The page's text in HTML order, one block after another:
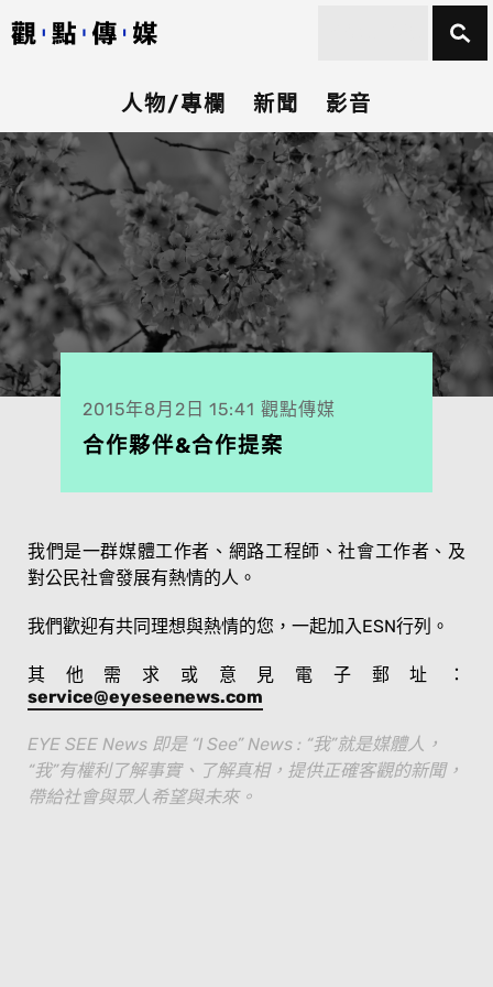
人物/專欄 新聞 影音
2015年8月2日 15:41 觀點傳媒
合作夥伴&合作提案
我們是一群媒體工作者、網路工程師、社會工作者、及
對公民社會發展有熱情的人。
我們歡迎有共同理想與熱情的您，一起加入ESN行列。
其他需求或意見電子郵址：
service@eyeseenews.com
EYE SEE News 即是 “I See” News : “我”就是媒體人，
“我”有權利了解事實、了解真相，提供正確客觀的新聞，
帶給社會與眾人希望與未來。